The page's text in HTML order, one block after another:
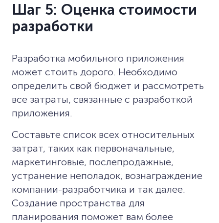
Шаг 5: Оценка стоимости
разработки
Разработка мобильного приложения
может стоить дорого. Необходимо
определить свой бюджет и рассмотреть
все затраты, связанные с разработкой
приложения.
Составьте список всех относительных
затрат, таких как первоначальные,
маркетинговые, послепродажные,
устранение неполадок, вознаграждение
компании-разработчика и так далее.
Создание пространства для
планирования поможет вам более